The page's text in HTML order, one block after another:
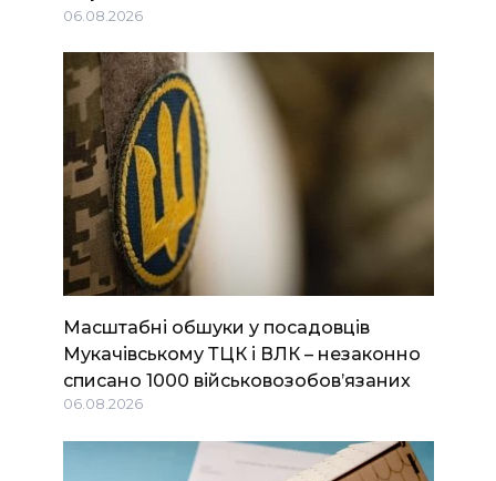
06.08.2026
Масштабні обшуки у посадовців
Мукачівському ТЦК і ВЛК – незаконно
списано 1000 військовозобов’язаних
06.08.2026